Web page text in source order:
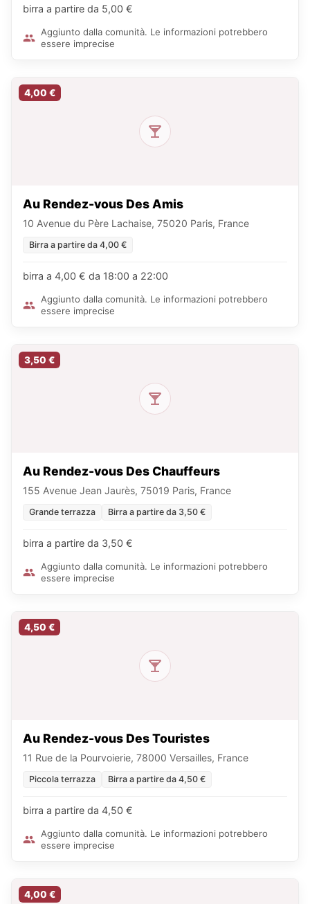
birra a partire da 5,00 €
Aggiunto dalla comunità. Le informazioni potrebbero
essere imprecise
4,00 €
Au Rendez-vous Des Amis
10 Avenue du Père Lachaise, 75020 Paris, France
Birra a partire da 4,00 €
birra a 4,00 € da 18:00 a 22:00
Aggiunto dalla comunità. Le informazioni potrebbero
essere imprecise
3,50 €
Au Rendez-vous Des Chauffeurs
155 Avenue Jean Jaurès, 75019 Paris, France
Grande terrazza Birra a partire da 3,50 €
birra a partire da 3,50 €
Aggiunto dalla comunità. Le informazioni potrebbero
essere imprecise
4,50 €
Au Rendez-vous Des Touristes
11 Rue de la Pourvoierie, 78000 Versailles, France
Piccola terrazza Birra a partire da 4,50 €
birra a partire da 4,50 €
Aggiunto dalla comunità. Le informazioni potrebbero
essere imprecise
4,00 €